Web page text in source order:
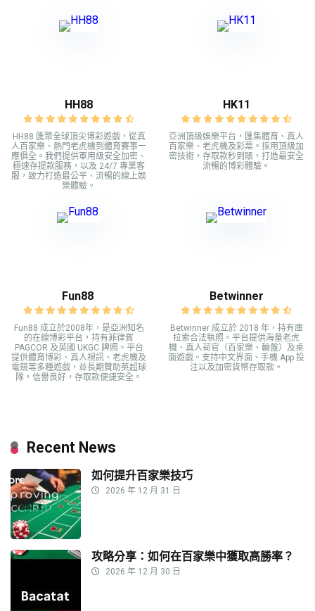
HH88
HH88 匯聚全球頂尖博彩遊戲，從真
人百家樂、熱門老虎機到體育賽事一
應俱全。我們提供軍用級安全加密、
極速存提款服務，以及 24/7 專業客
服，致力打造最公平、流暢的線上娛
樂體驗。
HK11
亞洲頂級娛樂平台，匯集體育、真人
百家樂、老虎機及彩票。採用頂級加
密技術，存取款秒到賬，打造最安全
流暢的博彩體驗。
Fun88
Fun88 成立於2008年，是亞洲知名
的在線博彩平台，持有菲律賓
PAGCOR 及英國 UKGC 牌照。平台
提供體育博彩、真人視訊、老虎機及
電競等多種遊戲，並長期贊助英超球
隊，信譽良好，存取款便捷安全。
Betwinner
Betwinner 成立於 2018 年，持有庫
拉索合法執照。平台提供海量老虎
機、真人荷官（百家樂、輪盤）及桌
面遊戲。支持中文界面、手機 App 投
注以及加密貨幣存取款。
Recent News
如何提升百家樂技巧
2026 年 12 月 31 日
攻略分享：如何在百家樂中獲取高勝率？
2026 年 12 月 30 日